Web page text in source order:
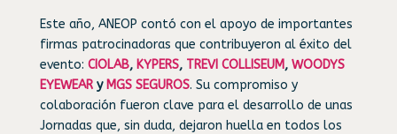
Este año, ANEOP contó con el apoyo de importantes
firmas patrocinadoras que contribuyeron al éxito del
evento: CIOLAB, KYPERS, TREVI COLLISEUM,WOODYS
EYEWEARy MGS SEGUROS. Su compromiso y
colaboración fueron clave para el desarrollo de unas
Jornadas que, sin duda, dejaron huella en todos los